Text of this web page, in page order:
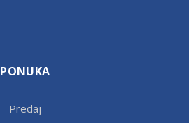
PONUKA
Predaj